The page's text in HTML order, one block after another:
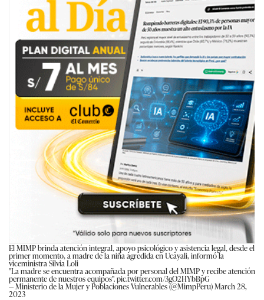
El MIMP brinda atención integral, apoyo psicológico y asistencia legal, desde el
primer momento, a madre de la niña agredida en Ucayali, informó la
viceministra Silvia Loli
"La madre se encuentra acompañada por personal del MIMP y recibe atención
permanente de nuestros equipos".pic.twitter.com/3gO2HYbBpG
— Ministerio de la Mujer y Poblaciones Vulnerables (@MimpPeru)March 28,
2023